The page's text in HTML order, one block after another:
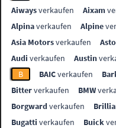
Aiwaysverkaufen Aixam
Alpinaverkaufen Alpine
Asia Motorsverkaufen
Audi verkaufen Austin
B
BAICverkaufen
Bitterverkaufen BMW
Borgwardverkaufen
Bugatti verkaufen Buick